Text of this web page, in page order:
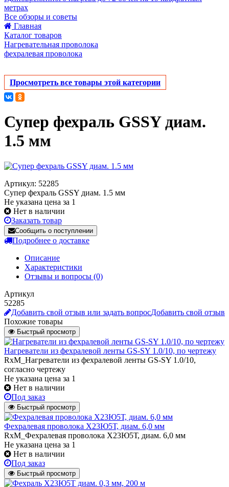
метрах
Все обзоры и советы
Главная
Каталог товаров
Нагревательная проволока
фехралевая проволока
Просмотреть все товары этой категории
Супер фехраль GSSY диам.
1.5 мм
Артикул: 52285
Супер фехраль GSSY диам. 1.5 мм
Не указана цена за 1
Нет в наличии
Заказать товар
Сообщить о поступлении
Подробнее о доставке
Описание
Характеристики
Отзывы и вопросы (0)
Артикул
52285
Добавить свой отзыв или задать вопросДобавить свой отзыв
Похожие товары
Быстрый просмотр
Нагреватели из фехралевой ленты GS-SY 1.0/10, по чертежу
RxM_Нагреватели из фехралевой ленты GS-SY 1.0/10,
согласно чертежу
Не указана цена за 1
Нет в наличии
Под заказ
Быстрый просмотр
Фехралевая проволока X23Ю5Т, диам. 6,0 мм
RxM_Фехралевая проволока X23Ю5Т, диам. 6,0 мм
Не указана цена за 1
Нет в наличии
Под заказ
Быстрый просмотр